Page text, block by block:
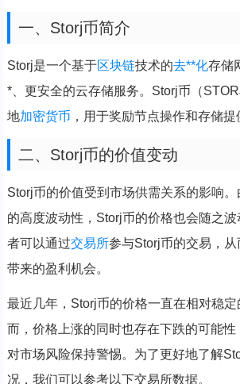
一、Storj币简介
Storj是一个基于区块链技术的去**化存储
*、更安全的云存储服务。Storj币（
地加密货币 ，用于奖励节点操作和存储提
二、Storj币的价值变动
Storj币的价值受到市场供需关系的影响
的高度波动性，Storj币的价格也会随之
者可以通过交易所参与Storj币的交易，
带来的盈利机会。
最近几年，Storj币的价格一直在相对稳
而，价格上涨的同时也存在下跌的可能
对市场风险保持警惕。为了更好地了解
况，我们可以参考以下交易所数据。